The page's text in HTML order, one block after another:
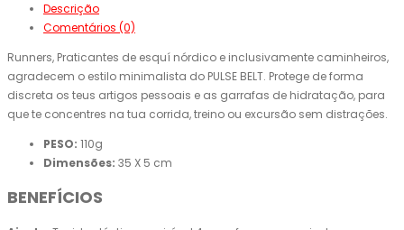
Descrição
Comentários (0)
Runners, Praticantes de esquí nórdico e inclusivamente caminheiros,
agradecem o estilo minimalista do PULSE BELT. Protege de forma
discreta os teus artigos pessoais e as garrafas de hidratação, para
que te concentres na tua corrida, treino ou excursão sem distrações.
PESO: 110g
Dimensões: 35 X 5 cm
BENEFÍCIOS